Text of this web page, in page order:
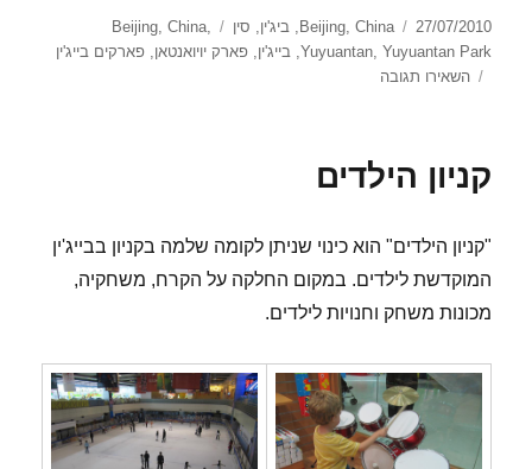
פורסם
בתאריך
27/07/2010 קטגוריותBeijing, China
,ביג'ין, סין תגיות Beijing, China,
Yuyuantan, Yuyuantan Park
,בייג'ין,פארק יויואנטאן,פארקים בייג'ין
השאירו תגובה
קניון הילדים
"קניון הילדים" הוא כינוי שניתן לקומה שלמה בקניון בבייג'ין
המוקדשת לילדים. במקום החלקה על הקרח, משחקיה,
מכונות משחק וחנויות לילדים.